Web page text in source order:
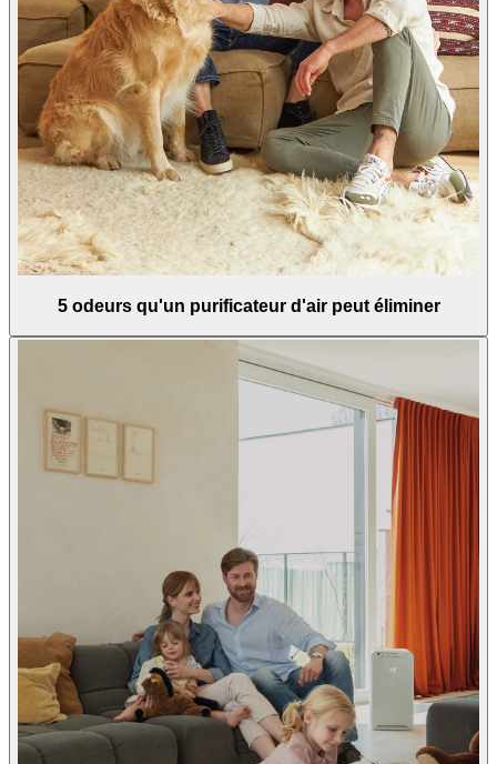
5 odeurs qu'un purificateur d'air peut éliminer